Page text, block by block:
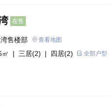
在售
售楼部 查看地图
㎡ | 三居(2) | 四居(2) 全部户型